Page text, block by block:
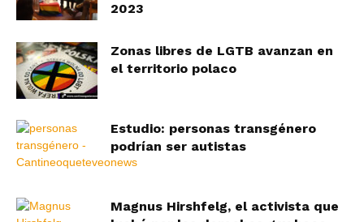
2023
Zonas libres de LGTB avanzan en
el territorio polaco
Estudio: personas transgénero
podrían ser autistas
Magnus Hirshfelg, el activista que